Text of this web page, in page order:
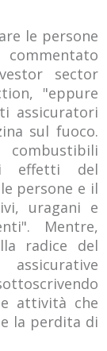
le persone
sector
"eppure
assicuratori
sul fuoco.
combustibili
effetti del
persone e il
uragani e
Mentre,
radice del
attività che
la perdita di